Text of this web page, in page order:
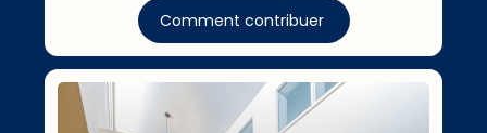
Comment contribuer